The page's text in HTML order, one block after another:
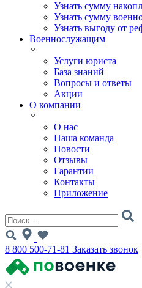
Узнать сумму
Узнать сумму
Узнать выгоду от
Военнослужащим
Услуги юриста
База знаний
Вопросы и ответы
Акции
О компании
О нас
Наша команда
Новости
Отзывы
Гарантии
Контакты
Приложение
8 800 500-71-81 Заказать звонок